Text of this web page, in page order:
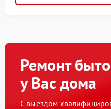
Ремонт
у Вас дома
С выездом